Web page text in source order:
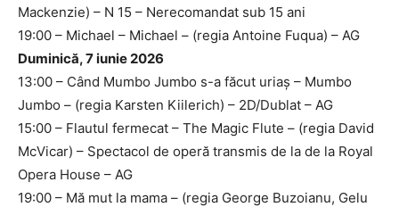
Mackenzie) – N 15 – Nerecomandat sub 15 ani
19:00 – Michael – Michael – (regia Antoine Fuqua) – AG
Duminică, 7 iunie 2026
13:00 – Când Mumbo Jumbo s-a făcut uriaș – Mumbo
Jumbo – (regia Karsten Kiilerich) – 2D/Dublat – AG
15:00 – Flautul fermecat – The Magic Flute – (regia David
McVicar) – Spectacol de operă transmis de la de la Royal
Opera House – AG
19:00 – Mă mut la mama – (regia George Buzoianu, Gelu